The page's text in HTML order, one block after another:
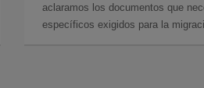
aclaramos los documentos que
específicos exigidos para la